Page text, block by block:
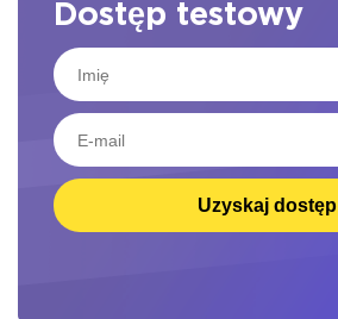
Dostęp testowy
Uzyskaj dostęp